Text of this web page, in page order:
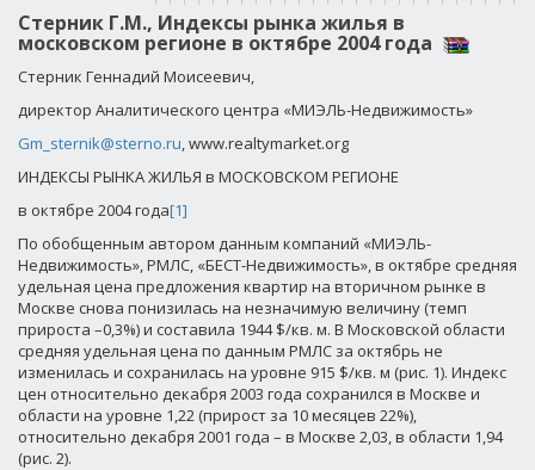
Стерник Г.М., Индексы рынка жилья в
московском регионе в октябре 2004 года
Стерник Геннадий Моисеевич,
директор Аналитического центра «МИЭЛЬ-Недвижимость»
Gm_sternik@sterno.ru, www.realtymarket.org
ИНДЕКСЫ РЫНКА ЖИЛЬЯ в МОСКОВСКОМ РЕГИОНЕ
в октябре 2004 года[1]
По обобщенным автором данным компаний «МИЭЛЬ-
Недвижимость», РМЛС, «БЕСТ-Недвижимость», в октябре средняя
удельная цена предложения квартир на вторичном рынке в
Москве снова понизилась на незначимую величину (темп
прироста –0,3%) и составила 1944 $/кв. м. В Московской области
средняя удельная цена по данным РМЛС за октябрь не
изменилась и сохранилась на уровне 915 $/кв. м (рис. 1). Индекс
цен относительно декабря 2003 года сохранился в Москве и
области на уровне 1,22 (прирост за 10 месяцев 22%),
относительно декабря 2001 года – в Москве 2,03, в области 1,94
(рис. 2).